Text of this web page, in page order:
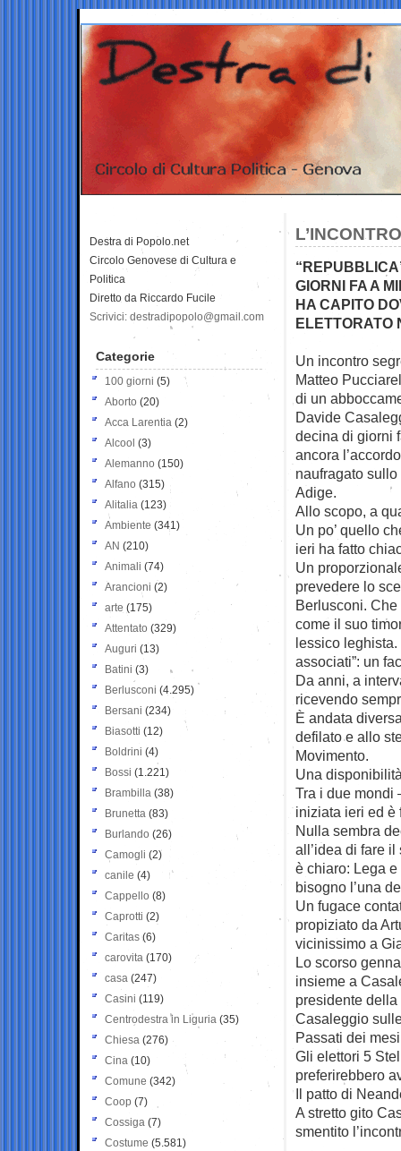
GIORNI FA A
HA CAPITO
ELETTORATO
Un incontro
Matteo
di un
Davide
decina di giorni
ancora
naufragato
Adige.
Allo scopo, a
Un po’ quello
ieri ha fatto
Un
prevedere lo
Berlusconi.
come il suo
lessico
associati”: un
Da anni, a
ricevendo
È andata
defilato e allo
Movimento.
Una
Tra i due
iniziata ieri ed è
Nulla sembra
all’idea di fare
è chiaro: Lega
bisogno l’una
Un fugace
propiziato da
vicinissimo a
Lo scorso
insieme a
presidente
Casaleggio
Passati dei
Gli elettori 5
preferirebbero
Il patto di
A stretto gito
smentito
Destra di Popolo.net
Circolo Genovese di Cultura e
Politica
Diretto da Riccardo Fucile
Scrivici: destradipopolo@gmail.com
Categorie
100 giorni (5)
Aborto (20)
Acca Larentia (2)
Alcool (3)
Alemanno (150)
Alfano (315)
Alitalia (123)
Ambiente (341)
AN (210)
Animali (74)
Arancioni (2)
arte (175)
Attentato (329)
Auguri (13)
Batini (3)
Berlusconi (4.295)
Bersani (234)
Biasotti (12)
Boldrini (4)
Bossi (1.221)
Brambilla (38)
Brunetta (83)
Burlando (26)
Camogli (2)
canile (4)
Cappello (8)
Caprotti (2)
Caritas (6)
carovita (170)
casa (247)
Casini (119)
Centrodestra in Liguria (35)
Chiesa (276)
Cina (10)
Comune (342)
Coop (7)
Cossiga (7)
Costume (5.581)